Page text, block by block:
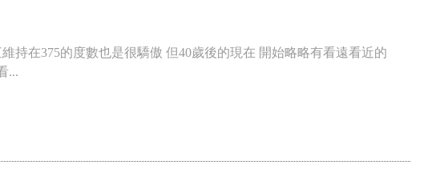
持在375的度數也是很驕傲 但40歲後的現在 開始略略有看遠看近的
...